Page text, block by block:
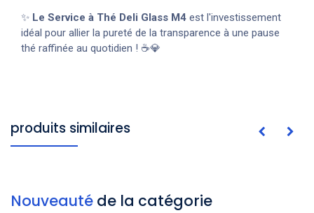
✨ Le Service à Thé Deli Glass M4 est l'investissement
idéal pour allier la pureté de la transparence à une pause
thé raffinée au quotidien ! ☕💎
produits similaires
Nouveauté de la catégorie